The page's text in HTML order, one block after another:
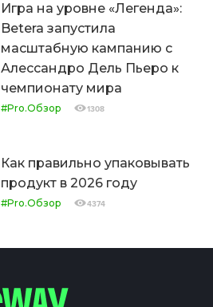
Игра на уровне «Легенда»:
Betera запустила
масштабную кампанию с
Алессандро Дель Пьеро к
чемпионату мира
#Pro.Обзор 1308
Как правильно упаковывать
продукт в 2026 году
#Pro.Обзор 4374